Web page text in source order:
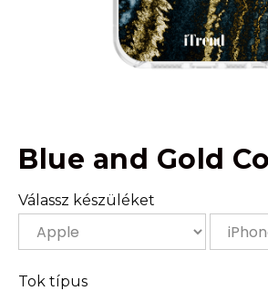
Blue and Gold
Válassz készüléket
Tok típus